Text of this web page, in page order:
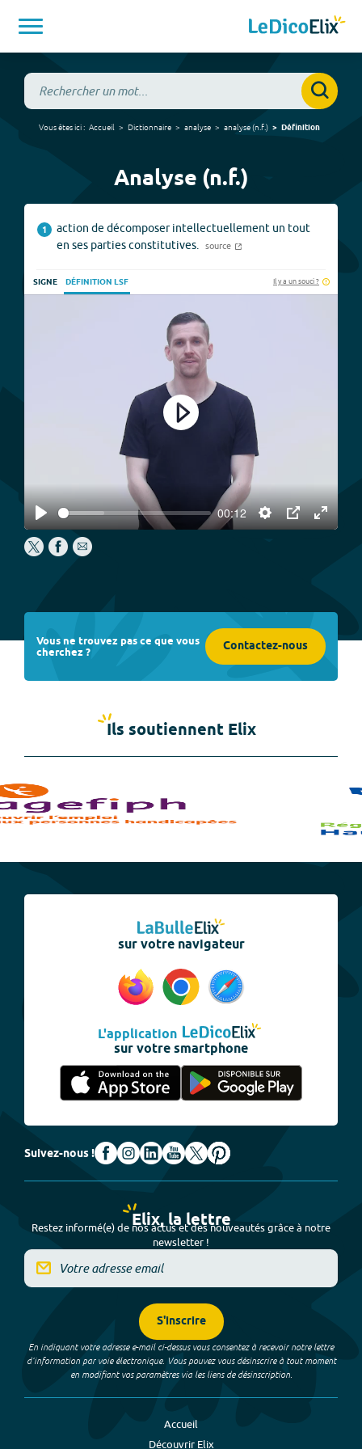
Vous êtes ici : Accueil Dictionnaire analyse analyse(n.f.) Définition
Analyse (n.f.)
1
action de décomposer intellectuellement un tout
en ses parties constitutives.
source
SIGNE DÉFINITION LSF Il y a un souci ?
Play
00:12
Settings
PIP
Enter
Play
Vous ne trouvez pas ce que vous
cherchez ? Contactez-nous
Ils soutiennent Elix
sur votre navigateur
L'application
sur votre smartphone
Suivez-nous !
Elix, la lettre
Restez informé(e) de nos actus et des nouveautés grâce à notre
newsletter !
S'inscrire
En indiquant votre adresse e-mail ci-dessus vous consentez à recevoir notre lettre
d’information par voie électronique. Vous pouvez vous désinscrire à tout moment
en modifiant vos paramètres via les liens de désinscription.
Accueil
Découvrir Elix